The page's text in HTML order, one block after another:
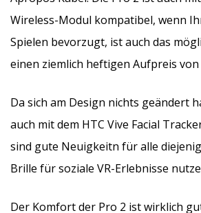
Wireless-Modul kompatibel, wenn
Spielen bevorzugt, ist auch das
einen ziemlich heftigen Aufpreis von
Da sich am Design nichts geändert
auch mit dem HTC Vive Facial
sind gute Neuigkeitn für alle
Brille für soziale VR-Erlebnisse
Der Komfort der Pro 2 ist wirklich